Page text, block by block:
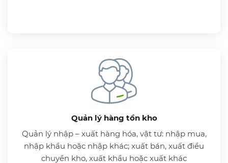
Quản lý hàng tồn kho
Quản lý nhập – xuất hàng hóa, vật tư: nhập mua,
nhập khẩu hoặc nhập khác; xuất bán, xuất điều
chuyển kho, xuất khẩu hoặc xuất khác